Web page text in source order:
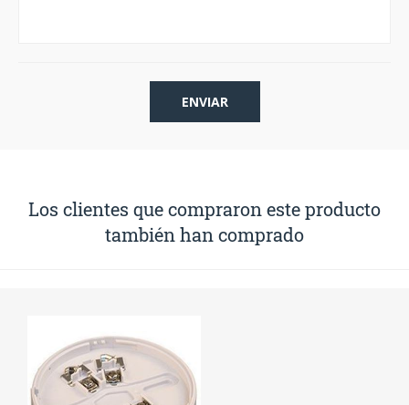
Los clientes que compraron este producto
también han comprado